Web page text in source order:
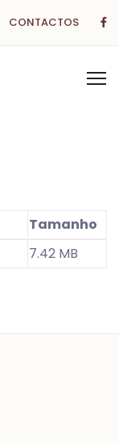
CONTACTOS
Tamanho
7.42 MB